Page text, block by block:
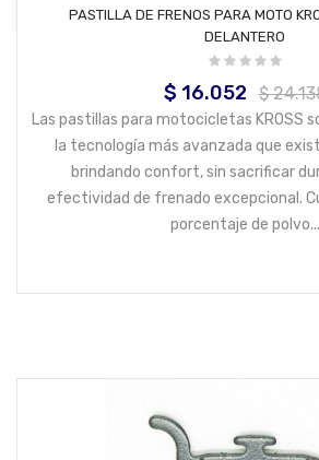
AÑADIR AL CARRITO
PASTILLA DE FRENOS PARA MOTO
DELANTERO
Precio
$ 16.052
Precio
base
$
Las pastillas para motocicletas KROSS
la tecnología más avanzada que
brindando confort, sin sacrificar
efectividad de frenado excepcional.
porcentaje de polvo...